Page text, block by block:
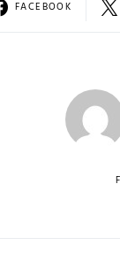
FACEBOOK